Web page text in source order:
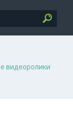
видеоролики